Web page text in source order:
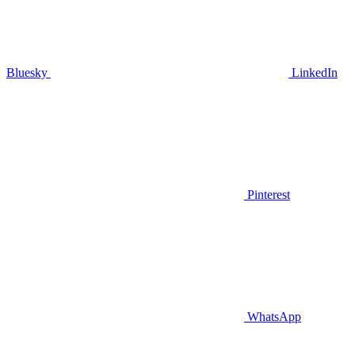
Bluesky LinkedIn
Pinterest
WhatsApp